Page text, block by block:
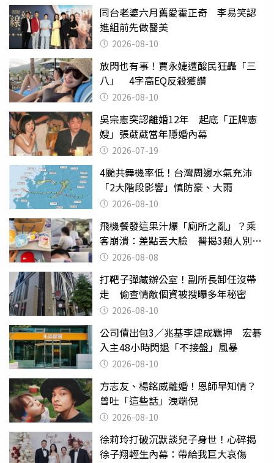
同台老婆六月舊愛霍正奇 李易笑認
進組前先做醫美
2026-08-10
放閃也有事！賈永婕遭酸民狂轟「三
八」 4字高EQ反殺獲讚
2026-08-10
吳宗憲突認離婚12年 起底「正牌憲
嫂」張葳葳當年隱婚內幕
2026-07-19
4颱共舞機率低！台灣周邊水氣充沛
「2大階段影響」慎防豪、大雨
2026-08-10
飛機餐發這果汁爆「廁所之亂」？乘
客崩潰：差點丟大臉 醫揭3類人別亂
喝 2026-08-08
打靶子彈藏辦公室！副所長卸任沒帶
走 偷查情敵個資被搜曝多年秘密
2026-08-10
公司債出包3／兆基李建成羈押 宏碁
入主48小時閃退「不接盤」風暴
2026-08-10
方志友、楊銘威離婚！恩師早知情？
曾吐「這些話」洩端倪
2026-08-10
徐莉玲打破沉默談兒子身世！心碎揭
徐子翔輕生內幕：帶給我巨大哀傷